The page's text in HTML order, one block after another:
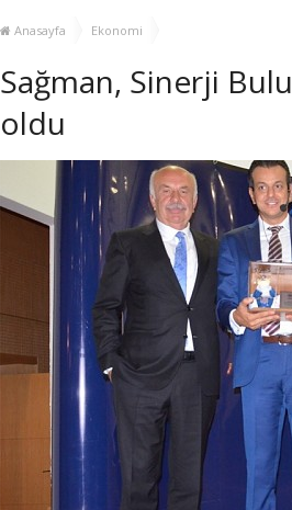
AÇILIYOR!
Anasayfa Ekonomi
Sağman, Sinerji
oldu